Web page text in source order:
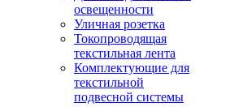
освещенности
Уличная розетка
Токопроводящая
текстильная лента
Комплектующие для
текстильной
подвесной системы